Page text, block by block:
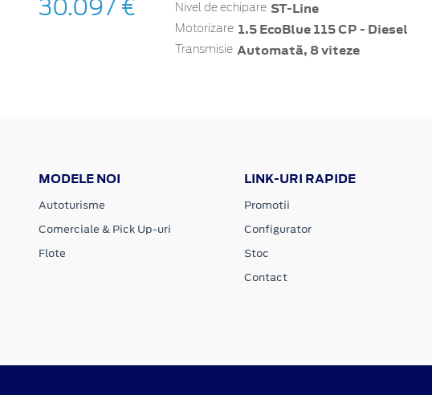
30.097 € Nivel de echipare ST-Line
Motorizare 1.5 EcoBlue 115 CP - Diesel
Transmisie Automată, 8 viteze
MODELE NOI
Autoturisme
Comerciale & Pick Up-uri
Flote
LINK-URI RAPIDE
Promotii
Configurator
Stoc
Contact